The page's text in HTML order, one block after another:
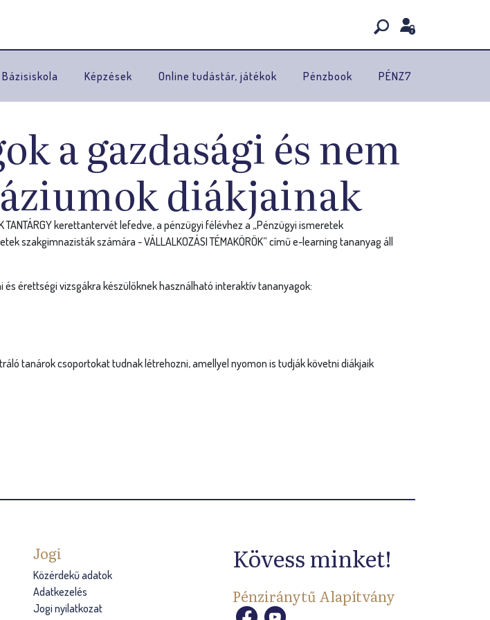
Bázisiskola Képzések Online tudástár, játékok Pénzbook PÉNZ7
a gazdasági és nem
diákjainak
TANTÁRGY kerettantervét lefedve, a pénzügyi félévhez a „Pénzügyi ismeretek
szakgimnazisták számára - VÁLLALKOZÁSI TÉMAKÖRÖK” című e-learning tananyag áll
érettségi vizsgákra készülőknek használható interaktív tananyagok:
tanárok csoportokat tudnak létrehozni, amellyel nyomon is tudják követni diákjaik
Jogi
Közérdekű adatok
Adatkezelés
Jogi nyilatkozat
Kövess minket!
Pénziránytű Alapítvány